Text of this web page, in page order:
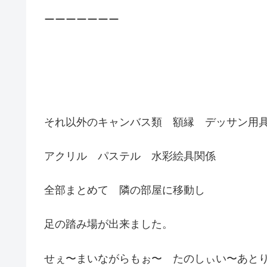
ーーーーーーー
それ以外のキャンバス類 額縁 デッサン用
アクリル パステル 水彩絵具関係
全部まとめて 隣の部屋に移動し
足の踏み場が出来ました。
せぇ〜まいながらもぉ〜 たのしぃい〜あと